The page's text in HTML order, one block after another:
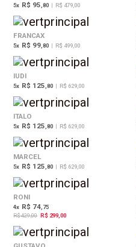
5x R$ 95 ,80 | R$ 479,00
FRANCAX
5x R$ 99 ,80 | R$ 499,00
IUDI
5x R$ 125 ,80 | R$ 629,00
ITALO
5x R$ 125 ,80 | R$ 629,00
MARCEL
5x R$ 125 ,80 | R$ 629,00
RONI
4x R$ 74 ,75
R$ 429,00 R$ 299,00